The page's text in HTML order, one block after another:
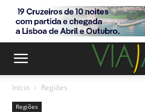
Início Regiões
Regiões